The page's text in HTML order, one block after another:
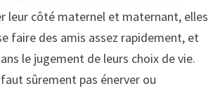
leur côté maternel et maternant, elles
faire des amis assez rapidement, et
le jugement de leurs choix de vie.
sûrement pas énerver ou